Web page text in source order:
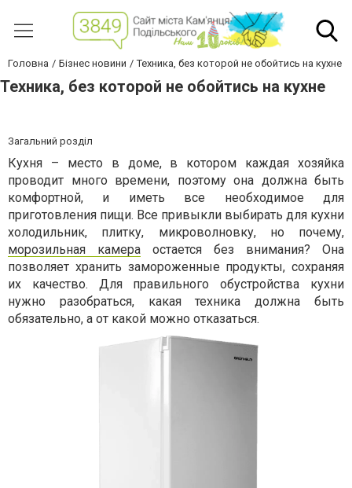
Головна Бізнес новини Техника, без которой не обойтись на кухне
Техника, без которой не обойтись на кухне
Загальний розділ
Кухня – место в доме, в котором каждая хозяйка
проводит много времени, поэтому она должна быть
комфортной, и иметь все необходимое для
приготовления пищи. Все привыкли выбирать для кухни
холодильник, плитку, микроволновку, но почему,
морозильная камера остается без внимания? Она
позволяет хранить замороженные продукты, сохраняя
их качество. Для правильного обустройства кухни
нужно разобраться, какая техника должна быть
обязательно, а от какой можно отказаться.